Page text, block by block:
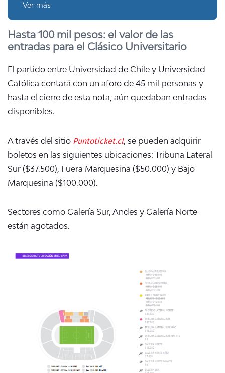
Ver más
Hasta 100 mil pesos: el valor de las
entradas para el Clásico Universitario
El partido entre Universidad de Chile y Universidad
Católica contará con un aforo de 45 mil personas y
hasta el cierre de esta nota, aún quedaban entradas
disponibles.
A través del sitio Puntoticket.cl, se pueden adquirir
boletos en las siguientes ubicaciones: Tribuna Lateral
Sur ($37.500), Fuera Marquesina ($50.000) y Bajo
Marquesina ($100.000).
Sectores como Galería Sur, Andes y Galería Norte
están agotados.